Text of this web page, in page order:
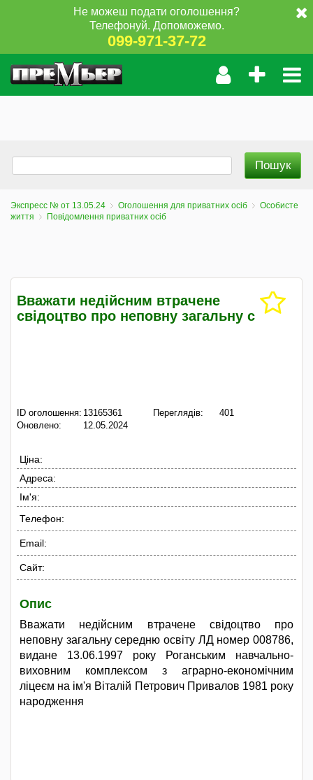
Не можеш подати оголошення?
Телефонуй. Допоможемо.
099-971-37-72
Экспресс № от 13.05.24 Оголошення для приватних осіб
Особисте
життя
Повідомлення приватних осіб
Вважати недійсним втрачене
свідоцтво про неповну загальну с
ID оголошення: 13165361
Оновлено:
12.05.2024
Переглядів: 401
Ціна:
Адреса:
Ім'я:
Телефон:
Email:
Сайт:
Опис
Вважати недійсним втрачене свідоцтво про
неповну загальну середню освіту ЛД номер 008786,
видане 13.06.1997 року Роганським навчально-
виховним комплексом з аграрно-економічним
ліцеєм на ім'я Віталій Петрович Привалов 1981 року
народження